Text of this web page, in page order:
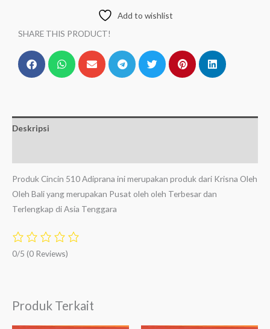
Add to wishlist
SHARE THIS PRODUCT!
Deskripsi
Produk Cincin 510 Adiprana ini merupakan produk dari Krisna Oleh
Oleh Bali yang merupakan Pusat oleh oleh Terbesar dan
Terlengkap di Asia Tenggara
0/5 (0 Reviews)
Produk Terkait